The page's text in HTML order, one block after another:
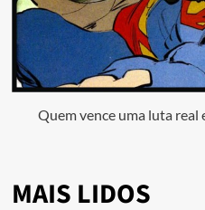
Quem vence uma luta real
MAIS LIDOS